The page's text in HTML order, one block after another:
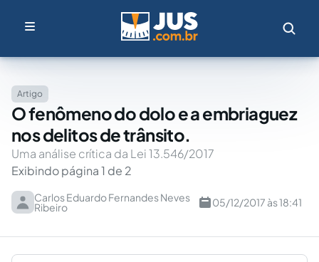
Artigo
O fenômeno do dolo e a embriaguez
nos delitos de trânsito.
Uma análise crítica da Lei 13.546/2017
Exibindo página 1 de 2
Carlos Eduardo Fernandes Neves
Ribeiro 05/12/2017 às 18:41